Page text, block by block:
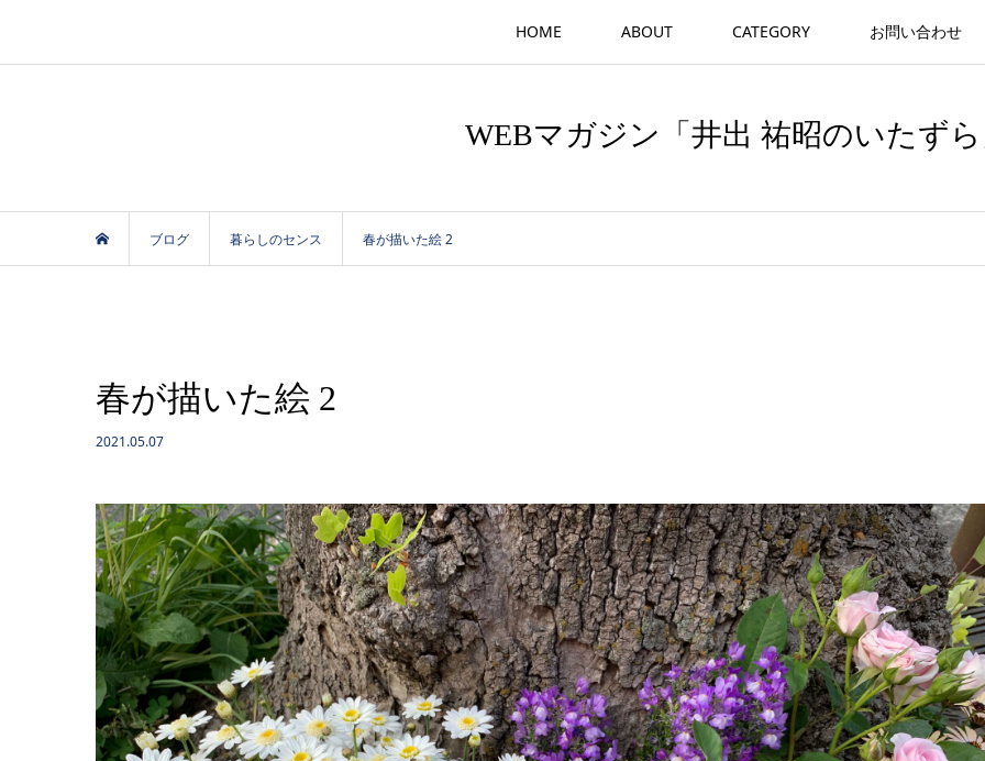
HOME ABOUT CATEGORY お問い合わせ
WEBマガジン「井出 祐昭のいたず
ブログ 暮らしのセンス 春が描いた絵 2
春が描いた絵 2
2021.05.07